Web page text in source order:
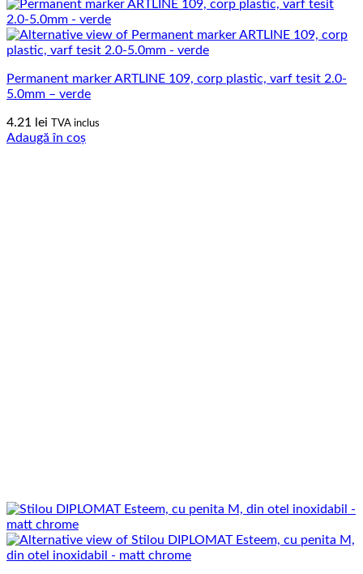
Permanent marker ARTLINE 109, corp plastic, varf tesit 2.0-
5.0mm – verde
4.21 lei TVA inclus
Adaugă în coș